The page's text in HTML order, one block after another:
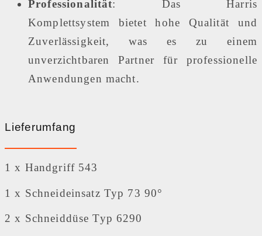
Professionalität: Das Harris
Komplettsystem bietet hohe Qualität und
Zuverlässigkeit, was es zu einem
unverzichtbaren Partner für professionelle
Anwendungen macht.
Lieferumfang
1 x Handgriff 543
1 x Schneideinsatz Typ 73 90°
2 x Schneiddüse Typ 6290